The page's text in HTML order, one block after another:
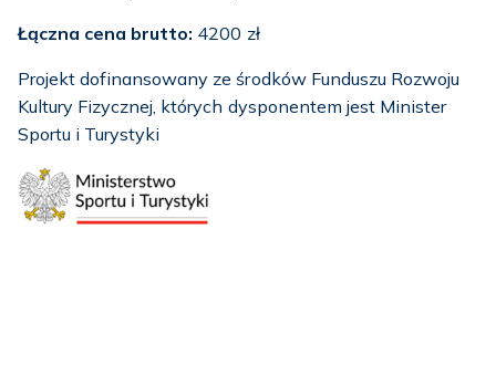
Łączna cena brutto: 4200 zł
Projekt dofinansowany ze środków Funduszu Rozwoju
Kultury Fizycznej, których dysponentem jest Minister
Sportu i Turystyki